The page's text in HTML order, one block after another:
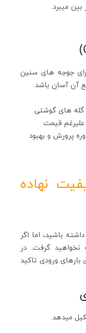
بین میبرد.
جوجه‌ های سنین
گله‌ های گوشتی
علیرغم قیمت
پرورش و بهبود
نهاده‌
باشید، اما اگر
نخواهید گرفت. در
بارهای ورودی تاکید